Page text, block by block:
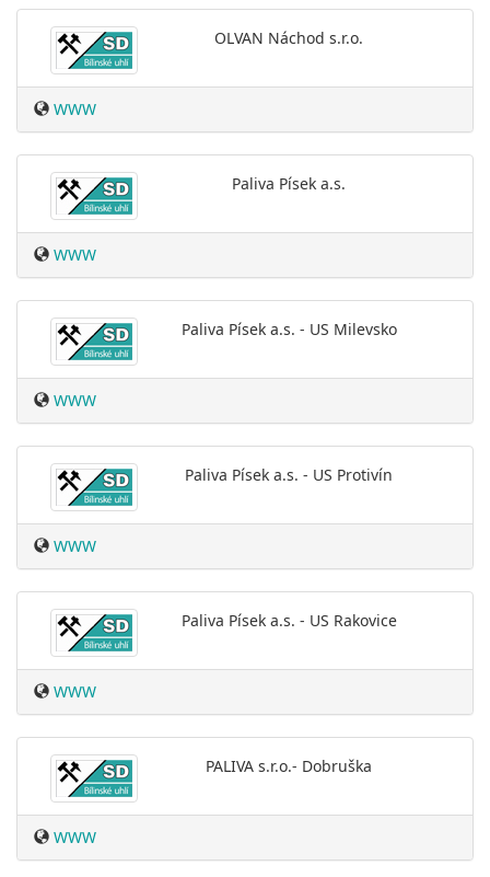
OLVAN Náchod s.r.o.
WWW
Paliva Písek a.s.
WWW
Paliva Písek a.s. - US Milevsko
WWW
Paliva Písek a.s. - US Protivín
WWW
Paliva Písek a.s. - US Rakovice
WWW
PALIVA s.r.o.- Dobruška
WWW